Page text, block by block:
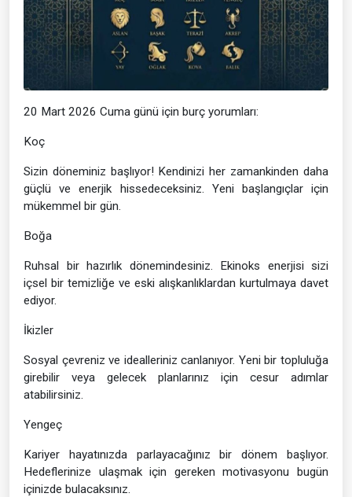
20 Mart 2026 Cuma günü için burç yorumları:
Koç
Sizin döneminiz başlıyor! Kendinizi her zamankinden daha
güçlü ve enerjik hissedeceksiniz. Yeni başlangıçlar için
mükemmel bir gün.
Boğa
Ruhsal bir hazırlık dönemindesiniz. Ekinoks enerjisi sizi
içsel bir temizliğe ve eski alışkanlıklardan kurtulmaya davet
ediyor.
İkizler
Sosyal çevreniz ve idealleriniz canlanıyor. Yeni bir topluluğa
girebilir veya gelecek planlarınız için cesur adımlar
atabilirsiniz.
Yengeç
Kariyer hayatınızda parlayacağınız bir dönem başlıyor.
Hedeflerinize ulaşmak için gereken motivasyonu bugün
içinizde bulacaksınız.